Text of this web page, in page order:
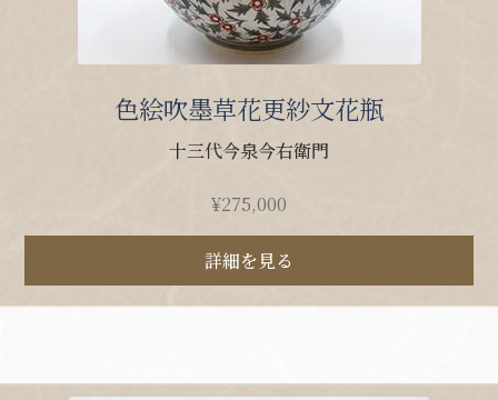
色絵吹墨草花更紗文花瓶
十三代今泉今右衛門
¥275,000
詳細を見る